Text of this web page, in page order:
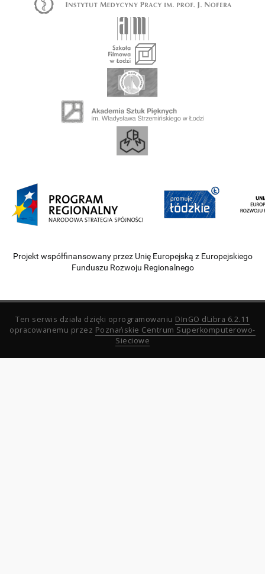
Projekt współfinansowany przez Unię Europejską z Europejskiego
Funduszu Rozwoju Regionalnego
Ten serwis działa dzięki oprogramowaniu DInGO dLibra 6.2.11
opracowanemu przez Poznańskie Centrum Superkomputerowo-
Sieciowe